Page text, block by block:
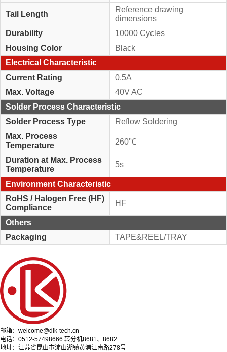
Tail Length
Reference drawing
dimensions
Durability
10000 Cycles
Housing Color
Black
Electrical Characteristic
Current Rating
0.5A
Max. Voltage
40V AC
Solder Process Characteristic
Solder Process Type
Reflow Soldering
Max. Process
Temperature
260℃
Duration at Max. Process
Temperature
5s
Environment Characteristic
RoHS / Halogen Free (HF)
Compliance
HF
Others
Packaging
TAPE&REEL/TRAY
邮箱：welcome@dlk-tech.cn
电话：0512-57498666 转分机8681、8682
地址：江苏省昆山市淀山湖镇黄浦江南路278号